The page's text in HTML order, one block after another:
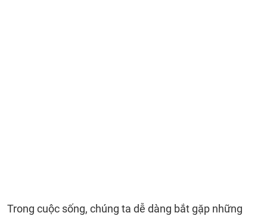
Trong cuộc sống, chúng ta dễ dàng bắt gặp những